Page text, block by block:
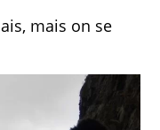
mais on se